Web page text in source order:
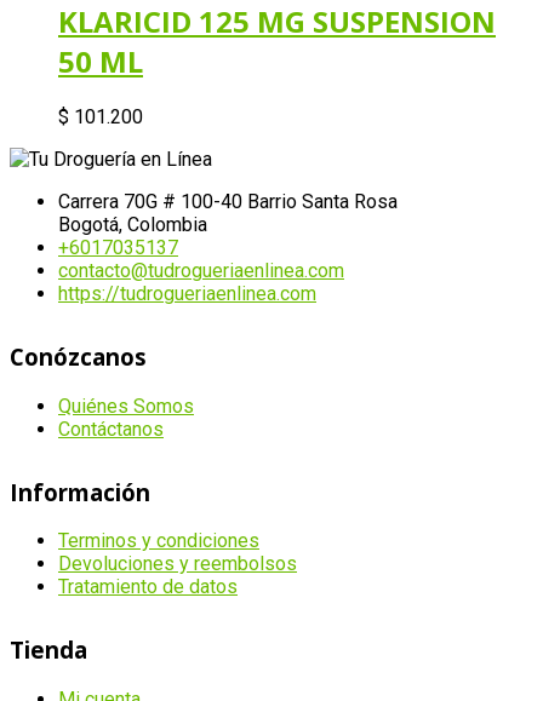
KLARICID 125 MG SUSPENSION
50 ML
$ 101.200
Carrera 70G # 100-40 Barrio Santa Rosa
Bogotá, Colombia
+6017035137
contacto@tudrogueriaenlinea.com
https://tudrogueriaenlinea.com
Conózcanos
Quiénes Somos
Contáctanos
Información
Terminos y condiciones
Devoluciones y reembolsos
Tratamiento de datos
Tienda